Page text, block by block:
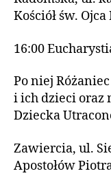
Kościół św. Ojca
16:00
Po niej
i ich dzieci
Dziecka
Zawiercia, ul.
Apostołów